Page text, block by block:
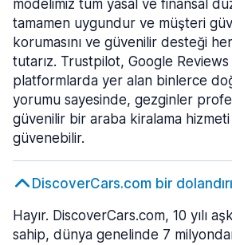
modelimiz tüm yasal ve finansal
tamamen uygundur ve müşteri
korumasını ve güvenilir desteği
tutarız. Trustpilot, Google
platformlarda yer alan binlerce
yorumu sayesinde, gezginler
güvenilir bir araba kiralama
güvenebilir.
DiscoverCars.com bir
Hayır. DiscoverCars.com, 10 yılı
sahip, dünya genelinde 7